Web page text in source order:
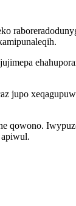
jupo
qowono.